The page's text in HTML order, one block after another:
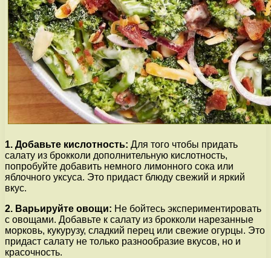
1. Добавьте кислотность: Для того чтобы придать
салату из брокколи дополнительную кислотность,
попробуйте добавить немного лимонного сока или
яблочного уксуса. Это придаст блюду свежий и яркий
вкус.
2. Варьируйте овощи: Не бойтесь экспериментировать
с овощами. Добавьте к салату из брокколи нарезанные
морковь, кукурузу, сладкий перец или свежие огурцы. Это
придаст салату не только разнообразие вкусов, но и
красочность.